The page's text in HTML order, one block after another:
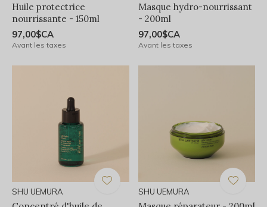
Huile protectrice
nourrissante - 150ml
97,00$CA
Avant les taxes
Masque hydro-nourrissant
- 200ml
97,00$CA
Avant les taxes
SHU UEMURA SHU UEMURA